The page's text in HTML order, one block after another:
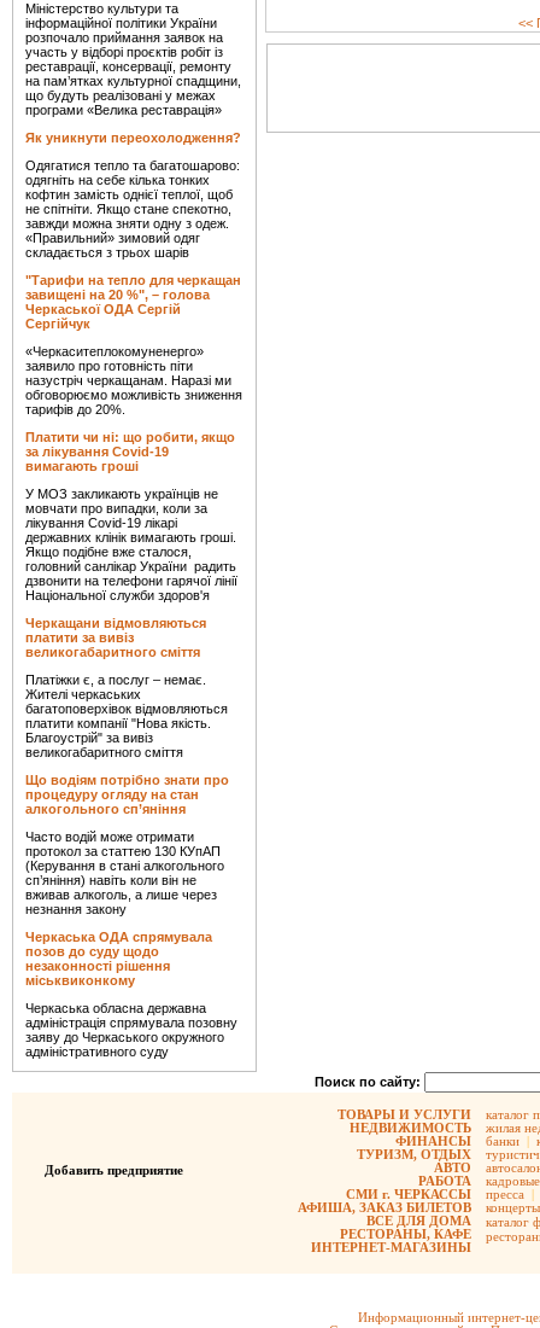
Міністерство культури та
інформаційної політики України
розпочало приймання заявок на
участь у відборі проєктів робіт із
реставрації, консервації, ремонту
на пам’ятках культурної спадщини,
що будуть реалізовані у межах
програми «Велика реставрація»
Як уникнути переохолодження?
Одягатися тепло та багатошарово:
одягніть на себе кілька тонких
кофтин замість однієї теплої, щоб
не спітніти. Якщо стане спекотно,
завжди можна зняти одну з одеж.
«Правильний» зимовий одяг
складається з трьох шарів
"Тарифи на тепло для черкащан
завищені на 20 %", – голова
Черкаської ОДА Сергій
Сергійчук
«Черкаситеплокомуненерго»
заявило про готовність піти
назустріч черкащанам. Наразі ми
обговорюємо можливість зниження
тарифів до 20%.
Платити чи ні: що робити, якщо
за лікування Covid-19
вимагають гроші
У МОЗ закликають українців не
мовчати про випадки, коли за
лікування Covid-19 лікарі
державних клінік вимагають гроші.
Якщо подібне вже сталося,
головний санлікар України радить
дзвонити на телефони гарячої лінії
Національної служби здоров'я
Черкащани відмовляються
платити за вивіз
великогабаритного сміття
Платіжки є, а послуг – немає.
Жителі черкаських
багатоповерхівок відмовляються
платити компанії "Нова якість.
Благоустрій" за вивіз
великогабаритного сміття
Що водіям потрібно знати про
процедуру огляду на стан
алкогольного сп’яніння
Часто водій може отримати
протокол за статтею 130 КУпАП
(Керування в стані алкогольного
сп’яніння) навіть коли він не
вживав алкоголь, а лише через
незнання закону
Черкаська ОДА спрямувала
позов до суду щодо
незаконності рішення
міськвиконкому
Черкаська обласна державна
адміністрація спрямувала позовну
заяву до Черкаського окружного
адміністративного суду
<<
Поиск по сайту:
Добавить предприятие
ТОВАРЫ И УСЛУГИ
НЕДВИЖИМОСТЬ
ФИНАНСЫ
ТУРИЗМ, ОТДЫХ
АВТО
РАБОТА
СМИ г. ЧЕРКАССЫ
АФИША, ЗАКАЗ БИЛЕТОВ
ВСЕ ДЛЯ ДОМА
РЕСТОРАНЫ, КАФЕ
ИНТЕРНЕТ-МАГАЗИНЫ
каталог
жилая
банки |
пресса |
концерты
каталог
Информационный интернет-